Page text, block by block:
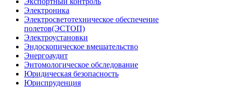
Электроника
Электросветотехническое обеспечение
полетов(ЭСТОП)
Электроустановки
Эндоскопическое вмешательство
Энергоаудит
Энтомологическое обследование
Юридическая безопасность
Юриспруденция